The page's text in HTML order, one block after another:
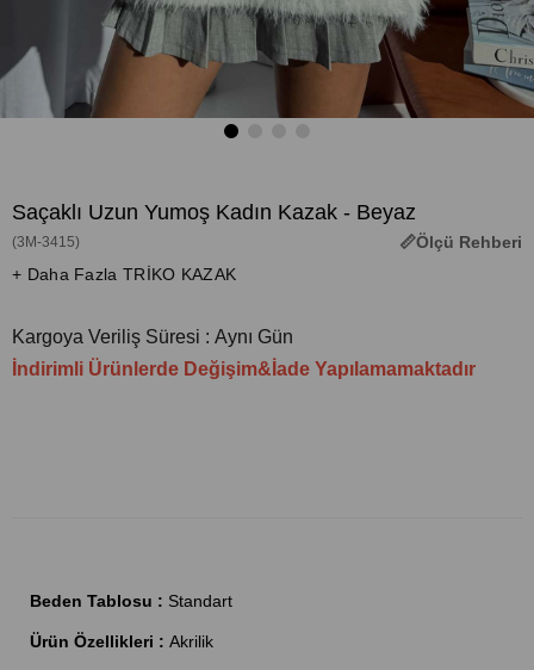
Saçaklı Uzun Yumoş Kadın Kazak - Beyaz
(3M-3415)
Ölçü Rehberi
+ Daha Fazla TRİKO KAZAK
Kargoya Veriliş Süresi : Aynı Gün
İndirimli Ürünlerde Değişim&İade Yapılamamaktadır
Beden Tablosu : Standart
Ürün Özellikleri : Akrilik